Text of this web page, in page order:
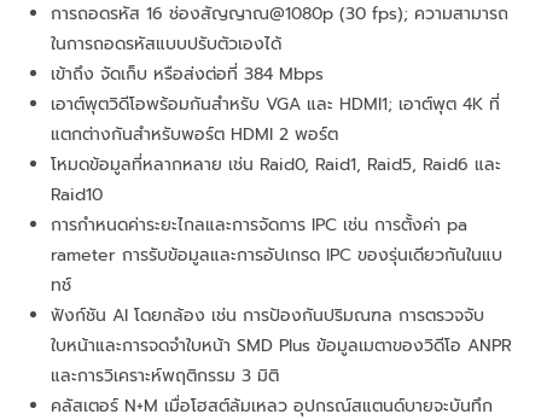
การถอดรหัส 16 ช่องสัญญาณ@1080p (30 fps); ความสามารถ
ในการถอดรหัสแบบปรับตัวเองได้
เข้าถึง จัดเก็บ หรือส่งต่อที่ 384 Mbps
เอาต์พุตวิดีโอพร้อมกันสำหรับ VGA และ HDMI1; เอาต์พุต 4K ที่
แตกต่างกันสำหรับพอร์ต HDMI 2 พอร์ต
โหมดข้อมูลที่หลากหลาย เช่น Raid0, Raid1, Raid5, Raid6 และ
Raid10
การกำหนดค่าระยะไกลและการจัดการ IPC เช่น การตั้งค่า pa
rameter การรับข้อมูลและการอัปเกรด IPC ของรุ่นเดียวกันในแบ
ทช์
ฟังก์ชัน AI โดยกล้อง เช่น การป้องกันปริมณฑล การตรวจจับ
ใบหน้าและการจดจำใบหน้า SMD Plus ข้อมูลเมตาของวิดีโอ ANPR
และการวิเคราะห์พฤติกรรม 3 มิติ
คลัสเตอร์ N+M เมื่อโฮสต์ล้มเหลว อุปกรณ์สแตนด์บายจะบันทึก